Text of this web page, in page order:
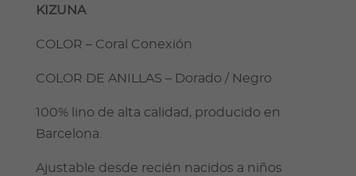
KIZUNA
COLOR – Coral Conexión
COLOR DE ANILLAS – Dorado / Negro
100% lino de alta calidad, producido en
Barcelona.
Ajustable desde recién nacidos a niños